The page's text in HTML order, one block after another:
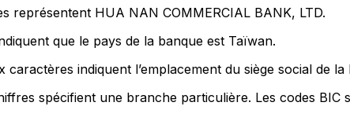
représentent HUA NAN COMMERCIAL BANK, LTD.
que le pays de la banque est Taïwan.
caractères indiquent l’emplacement du siège social de la
spécifient une branche particulière. Les codes